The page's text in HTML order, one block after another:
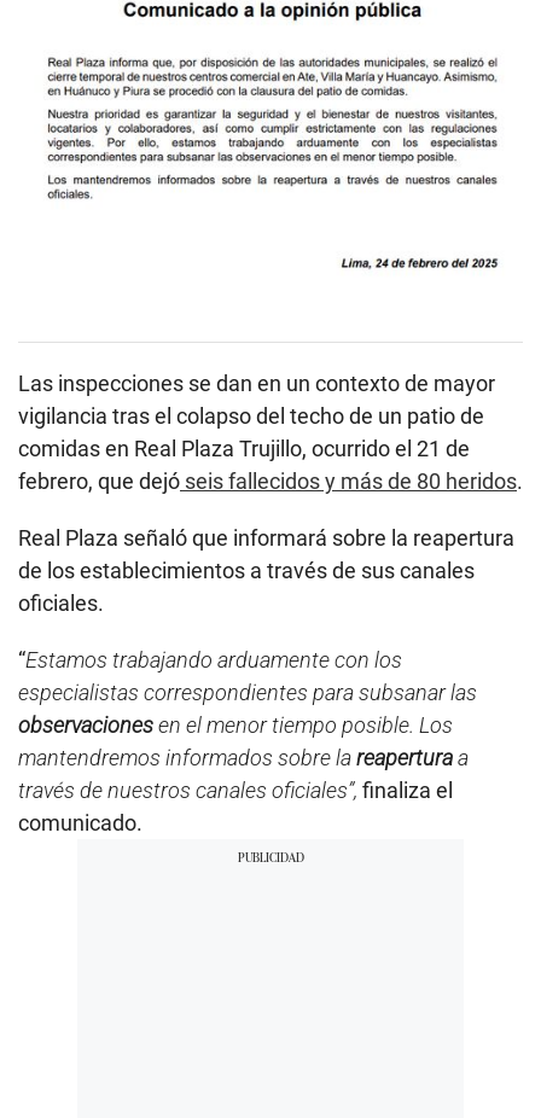
Las inspecciones se dan en un contexto de mayor
vigilancia tras el colapso del techo de un patio de
comidas en Real Plaza Trujillo, ocurrido el 21 de
febrero, que dejó seis fallecidos y más de 80 heridos.
Real Plaza señaló que informará sobre la reapertura
de los establecimientos a través de sus canales
oficiales.
“Estamos trabajando arduamente con los
especialistas correspondientes para subsanar las
observacionesen el menor tiempo posible. Los
mantendremos informados sobre lareaperturaa
través de nuestros canales oficiales”, finaliza el
comunicado.